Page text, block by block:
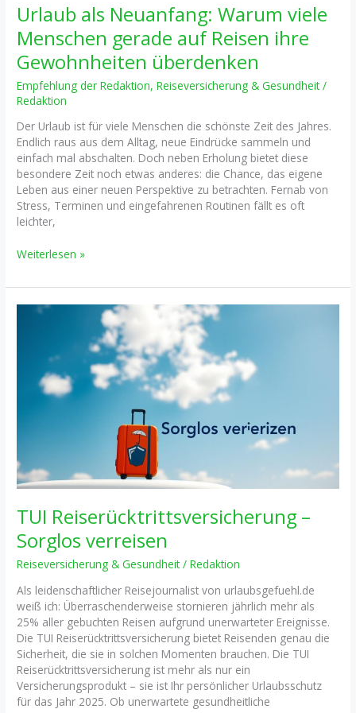
Urlaub als Neuanfang: Warum viele
Menschen gerade auf Reisen ihre
Gewohnheiten überdenken
Empfehlung der Redaktion,Reiseversicherung & Gesundheit/
Redaktion
Der Urlaub ist für viele Menschen die schönste Zeit des Jahres.
Endlich raus aus dem Alltag, neue Eindrücke sammeln und
einfach mal abschalten. Doch neben Erholung bietet diese
besondere Zeit noch etwas anderes: die Chance, das eigene
Leben aus einer neuen Perspektive zu betrachten. Fernab von
Stress, Terminen und eingefahrenen Routinen fällt es oft
leichter,
Urlaub
Neuanfang:
Warum
viele
Reisen
Weiterlesen »
TUI Reiserücktrittsversicherung –
Sorglos verreisen
Reiseversicherung & Gesundheit/Redaktion
Als leidenschaftlicher Reisejournalist von urlaubsgefuehl.de
weiß ich: Überraschenderweise stornieren jährlich mehr als
25% aller gebuchten Reisen aufgrund unerwarteter Ereignisse.
Die TUI Reiserücktrittsversicherung bietet Reisenden genau die
Sicherheit, die sie in solchen Momenten brauchen. Die TUI
Reiserücktrittsversicherung ist mehr als nur ein
Versicherungsprodukt – sie ist Ihr persönlicher Urlaubsschutz
für das Jahr 2025. Ob unerwartete gesundheitliche